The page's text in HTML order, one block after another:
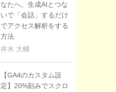
なたへ。生成AIとつな
いで「会話」するだけ
でアクセス解析をする
方法
井水 大輔
【GA4のカスタム設
定】20%刻みでスクロ